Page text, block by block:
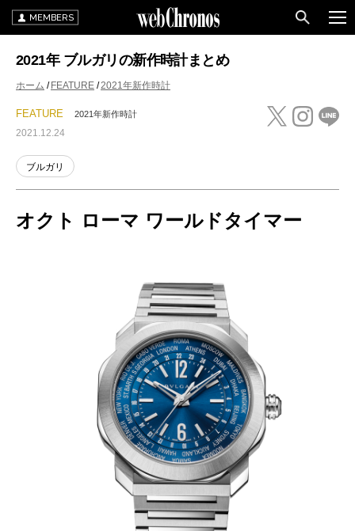
MEMBERS
2021年 ブルガリの新作時計まとめ
ホーム FEATURE 2021年新作時計
FEATURE 2021年新作時計
2021.12.24
ブルガリ
オクト ローマ ワールドタイマー